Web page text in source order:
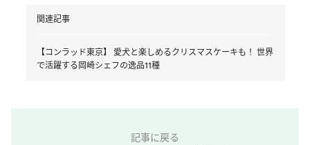
関連記事
【コンラッド東京】 愛犬と楽しめるクリスマスケーキも！ 世界
で活躍する岡崎シェフの逸品11種
記事に戻る